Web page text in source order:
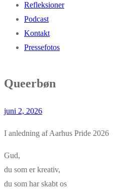
Refleksioner
Podcast
Kontakt
Pressefotos
Queerbøn
juni 2, 2026
I anledning af Aarhus Pride 2026
Gud,
du som er kreativ,
du som har skabt os